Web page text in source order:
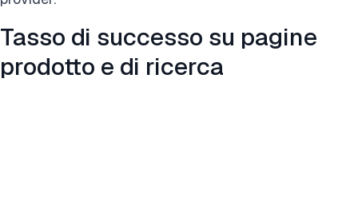
Tasso di successo su pagine
prodotto e di ricerca